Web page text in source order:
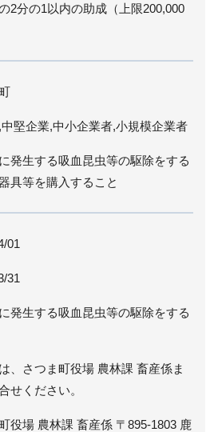
2分の1以内の助成（上限200,000
堅企業,中小企業者,小規模企業者
発生する吸血昆虫等の駆除をする
具等を購入すること
01
31
発生する吸血昆虫等の駆除をする
、さつま町役場 農林課 畜産係ま
せください。
役場 農林課 畜産係 〒895-1803 鹿